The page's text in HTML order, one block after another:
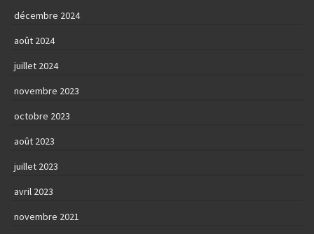
décembre 2024
août 2024
juillet 2024
novembre 2023
octobre 2023
août 2023
juillet 2023
avril 2023
novembre 2021